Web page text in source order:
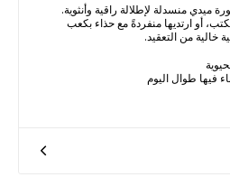
ميدي منسدلة لإطلالة راقية وأنثوية.
أو ارتديها منفردةً مع حذاء بكعب
خالية من التعقيد.
فيها طوال اليوم